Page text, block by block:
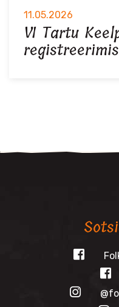
11.05.2026
VI Tartu